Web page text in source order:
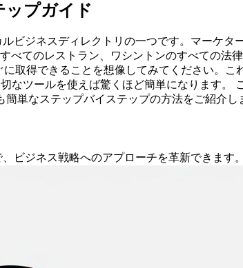
ップガイド
ビジネスディレクトリの一つです。マーケタ
べてのレストラン、ワシントンのすべての法
取得できることを想像してみてください。こ
ツールを使えば驚くほど簡単になります。
単なステップバイステップの方法をご紹介し
ビジネス戦略へのアプローチを革新できます。